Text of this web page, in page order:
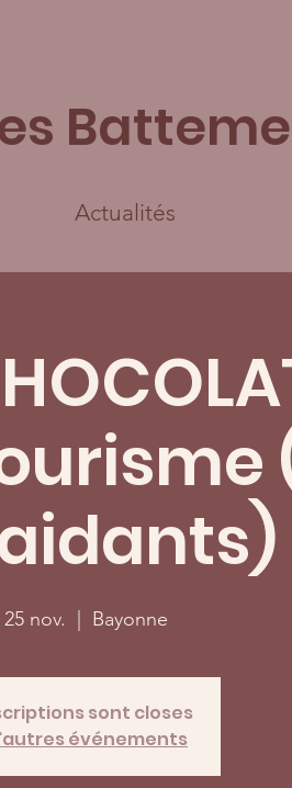
Actualités
25 nov. Bayonne
sont closes
événements